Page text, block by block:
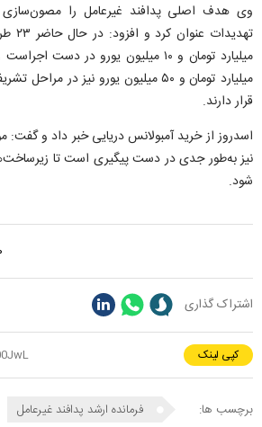
وی هدف اصلی پدافند غیرعامل را مصون‌سازی
میلیارد تومان و ۵۰ میلیون یورو نیز در
قرار دارند.
اسدروز از خرید آمبولانس دریایی خبر داد و
نیز به‌طور جدی در دست پیگیری است تا
شود.
اشتراک گذاری
کپی لینک
برچسب ها: فرمانده ارشد پدافند غیرعامل